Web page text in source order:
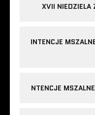
XVII
INTENCJE
NTENCJE